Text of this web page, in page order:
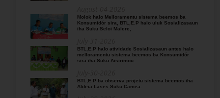
Molok halo Melloramentu sistema beemos ba
Konsumidór sira, BTL,E.P halo uluk Sosializasaun
iha Suku Seloi Malere,
BTL,E.P halo atividade Sosializasaun antes halo
melloramentu sistema beemos ba Konsumidór
sira iha Suku Aisirimou.
BTL,E.P ba observa projetu sistema beemos iha
Aldeia Lases Suku Camea.